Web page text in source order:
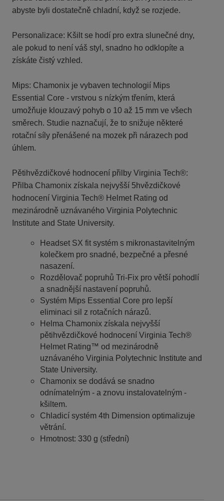
abyste byli dostatečně chladní, když se rozjede.
Personalizace: Kšilt se hodí pro extra slunečné dny,
ale pokud to není váš styl, snadno ho odklopíte a
získáte čistý vzhled.
Mips: Chamonix je vybaven technologií Mips
Essential Core - vrstvou s nízkým třením, která
umožňuje klouzavý pohyb o 10 až 15 mm ve všech
směrech. Studie naznačují, že to snižuje některé
rotační síly přenášené na mozek při nárazech pod
úhlem.
Pětihvězdičkové hodnocení přilby Virginia Tech®:
Přilba Chamonix získala nejvyšší 5hvězdičkové
hodnocení Virginia Tech® Helmet Rating od
mezinárodně uznávaného Virginia Polytechnic
Institute and State University.
Headset SX fit systém s mikronastavitelným
kolečkem pro snadné, bezpečné a přesné
nasazení.
Rozdělovač popruhů Tri-Fix pro větší pohodlí
a snadnější nastavení popruhů.
Systém Mips Essential Core pro lepší
eliminaci sil z rotačních nárazů.
Helma Chamonix získala nejvyšší
pětihvězdičkové hodnocení Virginia Tech®
Helmet Rating™ od mezinárodně
uznávaného Virginia Polytechnic Institute and
State University.
Chamonix se dodává se snadno
odnímatelným - a znovu instalovatelným -
kšiltem.
Chladicí systém 4th Dimension optimalizuje
větrání.
Hmotnost: 330 g (střední)